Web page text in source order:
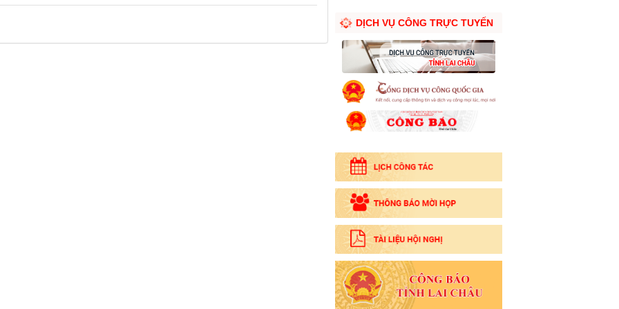
DỊCH VỤ CÔNG TRỰC TUYẾN